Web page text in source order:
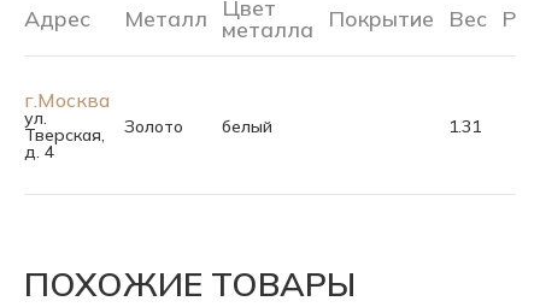
Адрес Металл Цвет
металла Покрытие Вес
г.Москва
ул.
Тверская,
д. 4
Золото белый 1.31
ПОХОЖИЕ ТОВАРЫ